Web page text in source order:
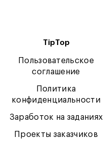
TipTop
Пользовательское
соглашение
Политика
конфиденциальности
Заработок на заданиях
Проекты заказчиков